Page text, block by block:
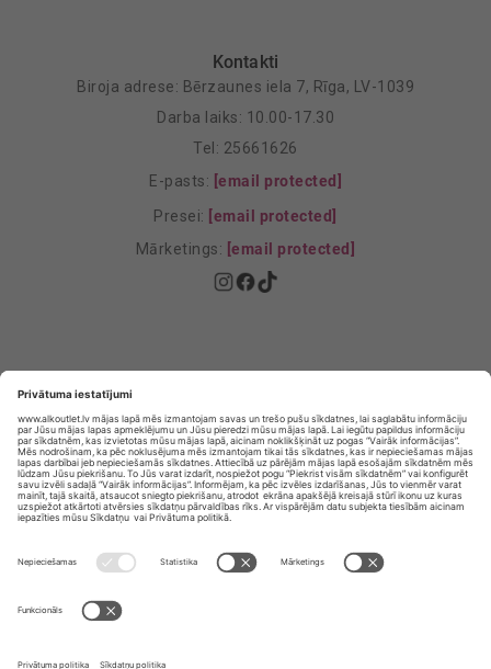
Kontakti
Biroja adrese: Bērzaunes iela 7, Rīga, LV-1039
Darba laiks: 10.00-17.30
Tel: 25661626
E-pasts: [email protected]
Presei: [email protected]
Mārketings: [email protected]
Privātuma Iestatījumi
E-veikala lietošanas noteikumi